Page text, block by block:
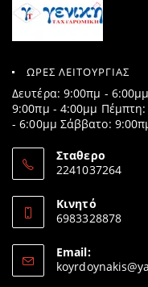
ΩΡΕΣ ΛΕΙΤΟΥΡΓΙΑΣ
Δευτέρα: 9:00πμ -
9:00πμ - 4:00μμ
- 6:00μμ Σάββατο:
Σταθερο
2241037264
in
your
Κινητό
6983328878
in
your
application
Email: